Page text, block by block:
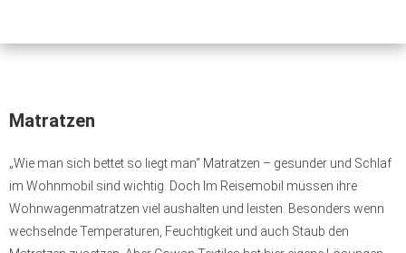
Matratzen
„Wie man sich bettet so liegt man“ Matratzen – gesunder und Schlaf
im Wohnmobil sind wichtig. Doch Im Reisemobil müssen ihre
Wohnwagenmatratzen viel aushalten und leisten. Besonders wenn
wechselnde Temperaturen, Feuchtigkeit und auch Staub den